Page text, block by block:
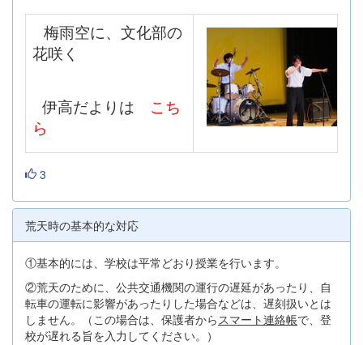
梅雨空に、文化部の
花咲く
伊高だよりは こち
ら
3
荒天時の基本的な対応
①基本的には、学校は平常どおり授業を行います。
②荒天のために、公共交通機関の運行の遅延があったり、自
転車の運転に影響があったりした場合などは、遅刻扱いとは
しません。（この場合は、保護者からスマート連絡帳で、登
校が遅れる旨を入力してください。）